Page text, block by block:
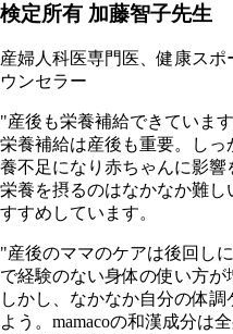
検定所有 加藤智子先生
産婦人科医専門医、健康ス
ウンセラー
"産後も栄養補給できていま
栄養補給は産後も重要。し
養不足になり赤ちゃんに影
栄養を摂るのはなかなか難
すすめしています。
"産後のママのケアは後回し
で経験のない身体の使い方が
しかし、なかなか自分の体
よう。mamacoの和漢成分は